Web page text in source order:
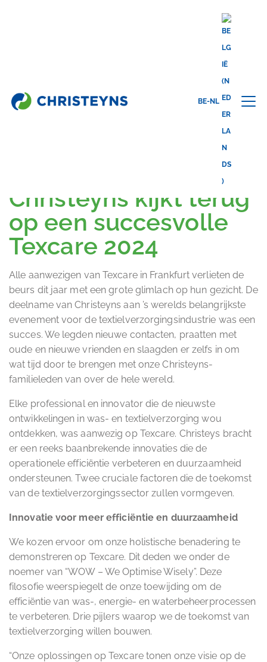
BE-NL
Christeyns kijkt terug
op een succesvolle
Texcare 2024
Alle aanwezigen van Texcare in Frankfurt verlieten de
beurs dit jaar met een grote glimlach op hun gezicht. De
deelname van Christeyns aan ’s werelds belangrijkste
evenement voor de textielverzorgingsindustrie was een
succes. We legden nieuwe contacten, praatten met
oude en nieuwe vrienden en slaagden er zelfs in om
wat tijd door te brengen met onze Christeyns-
familieleden van over de hele wereld.
Elke professional en innovator die de nieuwste
ontwikkelingen in was- en textielverzorging wou
ontdekken, was aanwezig op Texcare. Christeys bracht
er een reeks baanbrekende innovaties die de
operationele efficiëntie verbeteren en duurzaamheid
ondersteunen. Twee cruciale factoren die de toekomst
van de textielverzorgingssector zullen vormgeven.
Innovatie voor meer efficiëntie en duurzaamheid
We kozen ervoor om onze holistische benadering te
demonstreren op Texcare. Dit deden we onder de
noemer van “WOW – We Optimise Wisely”. Deze
filosofie weerspiegelt de onze toewijding om de
efficiëntie van was-, energie- en waterbeheerprocessen
te verbeteren. Drie pijlers waarop we de toekomst van
textielverzorging willen bouwen.
“Onze oplossingen op Texcare tonen onze visie op de